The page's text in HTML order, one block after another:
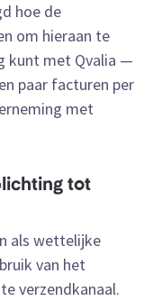
hoe de
om hieraan te
kunt met Qvalia —
paar facturen per
met
tot
als wettelijke
van het
verzendkanaal.